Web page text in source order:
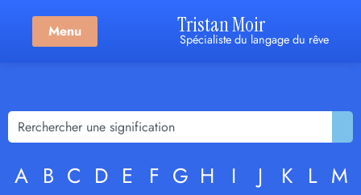
Menu Tristan Moir
Spécialiste du langage du rêve
A B C D E F G H I J K L M